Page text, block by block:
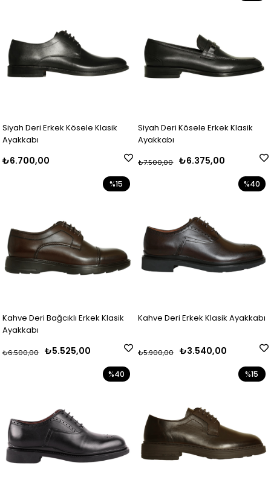
Siyah Deri Erkek Kösele Klasik
Ayakkabı
₺6.700,00
Siyah Deri Kösele Erkek Klasik
Ayakkabı
₺6.375,00
₺7.500,00
Kahve Deri Bağcıklı Erkek Klasik
Ayakkabı
₺5.525,00
₺6.500,00
%15
Kahve Deri Erkek Klasik Ayakkabı
₺3.540,00
₺5.900,00
%40
%40 %15